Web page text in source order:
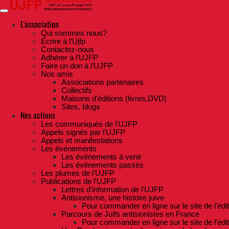
Skip
to
contentL'association
Qui sommes nous?
Ecrire à l’Ujfp
Contactez-nous
Adhérer à l’UJFP
Faire un don à l’UJFP
Nos amis
Associations partenaires
Collectifs
Maisons d’éditions (livres,DVD)
Sites, blogs
Nos actions
Les communiqués de l'UJFP
Appels signés par l'UJFP
Appels et manifestations
Les événements
Les événements à venir
Les événements passés
Les plumes de l'UJFP
Publications de l'UJFP
Lettres d'information de l'UJFP
Antisionisme, une histoire juive
Pour commander en ligne sur le site de
Parcours de Juifs antisionistes en France
Pour commander en ligne sur le site de